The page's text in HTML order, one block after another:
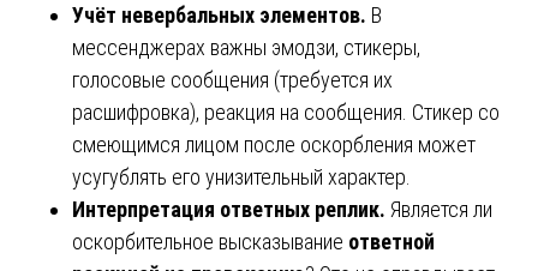
Учёт невербальных элементов. В
мессенджерах важны эмодзи, стикеры,
голосовые сообщения (требуется их
расшифровка), реакция на сообщения. Стикер со
смеющимся лицом после оскорбления может
усугублять его унизительный характер.
Интерпретация ответных реплик. Является ли
оскорбительное высказывание ответной